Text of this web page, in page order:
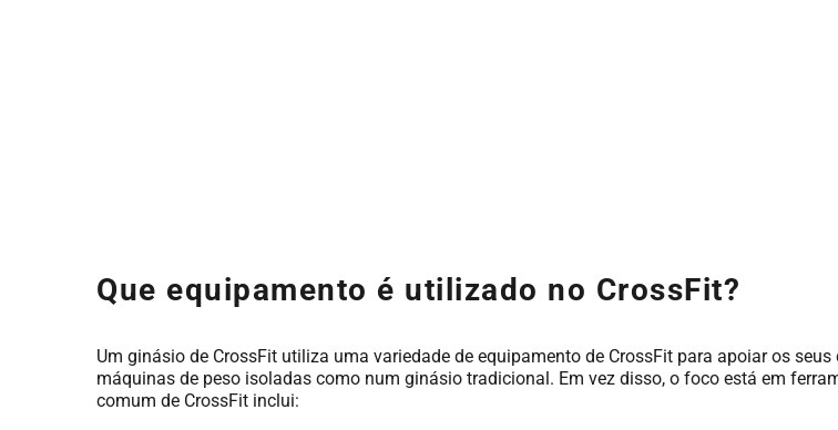
Que equipamento é utilizado no CrossFit?
Um ginásio de CrossFit utiliza uma variedade de equipamento de CrossFit para apoiar os
máquinas de peso isoladas como num ginásio tradicional. Em vez disso, o foco está em
comum de CrossFit inclui: